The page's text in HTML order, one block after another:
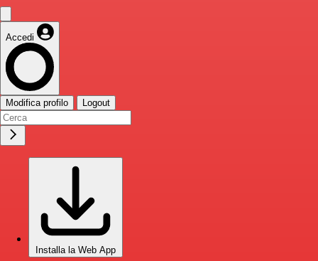
Accedi
Modifica profilo Logout
Installa la Web App